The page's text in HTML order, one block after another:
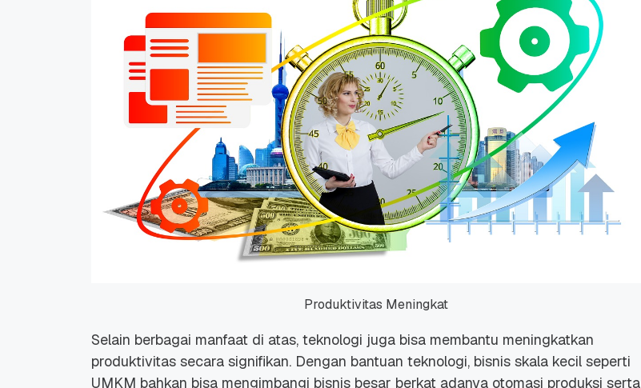
Produktivitas Meningkat
Selain berbagai manfaat di atas, teknologi juga bisa membantu meningkatkan
produktivitas secara signifikan. Dengan bantuan teknologi, bisnis skala kecil seperti
UMKM bahkan bisa mengimbangi bisnis besar berkat adanya otomasi produksi serta